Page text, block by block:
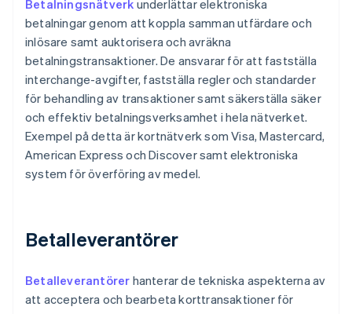
Betalningsnätverk underlättar elektroniska
betalningar genom att koppla samman utfärdare och
inlösare samt auktorisera och avräkna
betalningstransaktioner. De ansvarar för att fastställa
interchange-avgifter, fastställa regler och standarder
för behandling av transaktioner samt säkerställa säker
och effektiv betalningsverksamhet i hela nätverket.
Exempel på detta är kortnätverk som Visa, Mastercard,
American Express och Discover samt elektroniska
system för överföring av medel.
Betalleverantörer
Betalleverantörer hanterar de tekniska aspekterna av
att acceptera och bearbeta korttransaktioner för